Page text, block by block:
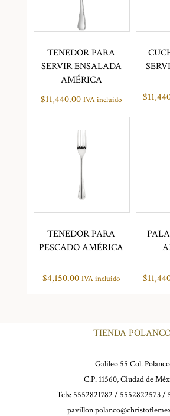
TENEDOR PARA
SERVIR ENSALADA
AMÉRICA
$11,440.00 IVA incluido $
TENEDOR PARA
PESCADO AMÉRICA
$4,150.00 IVA incluido $
TIENDA
Galileo 55 Col. Polanco
C.P. 11560, Ciudad de
Tels: 5552821782 / 5552822573 /